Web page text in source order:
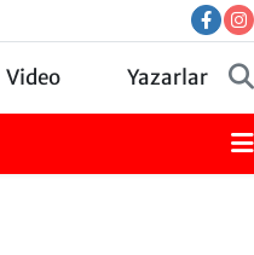
Video Yazarlar